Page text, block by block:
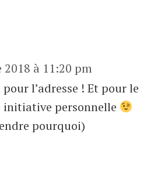
2018 à 11:20 pm
pour l’adresse ! Et pour le
initiative personnelle
pourquoi)